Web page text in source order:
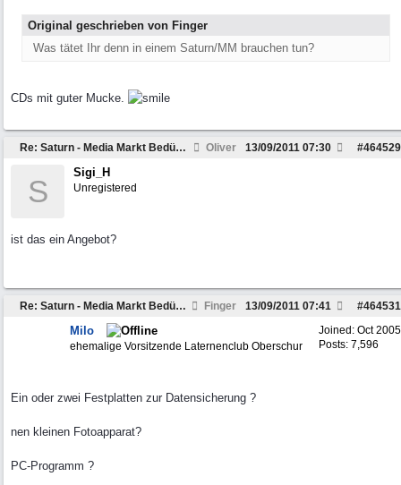
Original geschrieben von Finger
Was tätet Ihr denn in einem Saturn/MM brauchen tun?
CDs mit guter Mucke.
Re: Saturn - Media Markt Bedürfnisse wecken. Hilfe. Oliver #464529
13/09/2011 07:30
S
Sigi_H
Unregistered
ist das ein Angebot?
Re: Saturn - Media Markt Bedürfnisse wecken. Hilfe. Finger #464531
13/09/2011 07:41
Joined: Oct 2005
Posts: 7,596
Milo
ehemalige Vorsitzende Laternenclub Oberschur
Ein oder zwei Festplatten zur Datensicherung ?
nen kleinen Fotoapparat?
PC-Programm ?